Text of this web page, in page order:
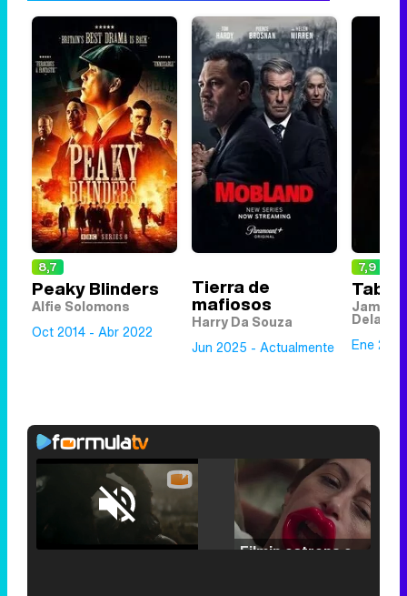
8,7
Peaky Blinders
Alfie Solomons
Oct 2014 - Abr 2022
Tierra de
mafiosos
Harry Da Souza
Jun 2025 - Actualmente
7,9
Taboo
James
Delaney
Ene
Unmute /